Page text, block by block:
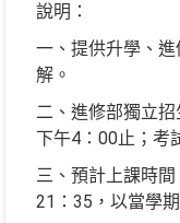
說明：
一、提供升學、
解。
二、進修部獨立
下午4：00止；考
三、預計上課時
21：35，以當學